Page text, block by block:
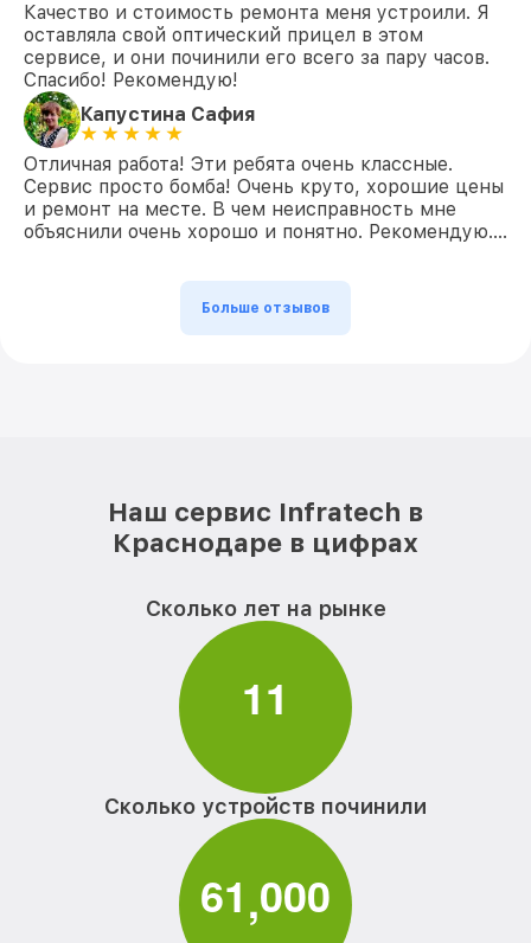
Качество и стоимость ремонта меня устроили. Я
оставляла свой оптический прицел в этом
сервисе, и они починили его всего за пару часов.
Спасибо! Рекомендую!
Капустина Сафия
Отличная работа! Эти ребята очень классные.
Сервис просто бомба! Очень круто, хорошие цены
и ремонт на месте. В чем неисправность мне
объяснили очень хорошо и понятно. Рекомендую….
Больше отзывов
Наш сервис Infratech в
Краснодаре в цифрах
Сколько лет на рынке
11
Сколько устройств починили
61,000